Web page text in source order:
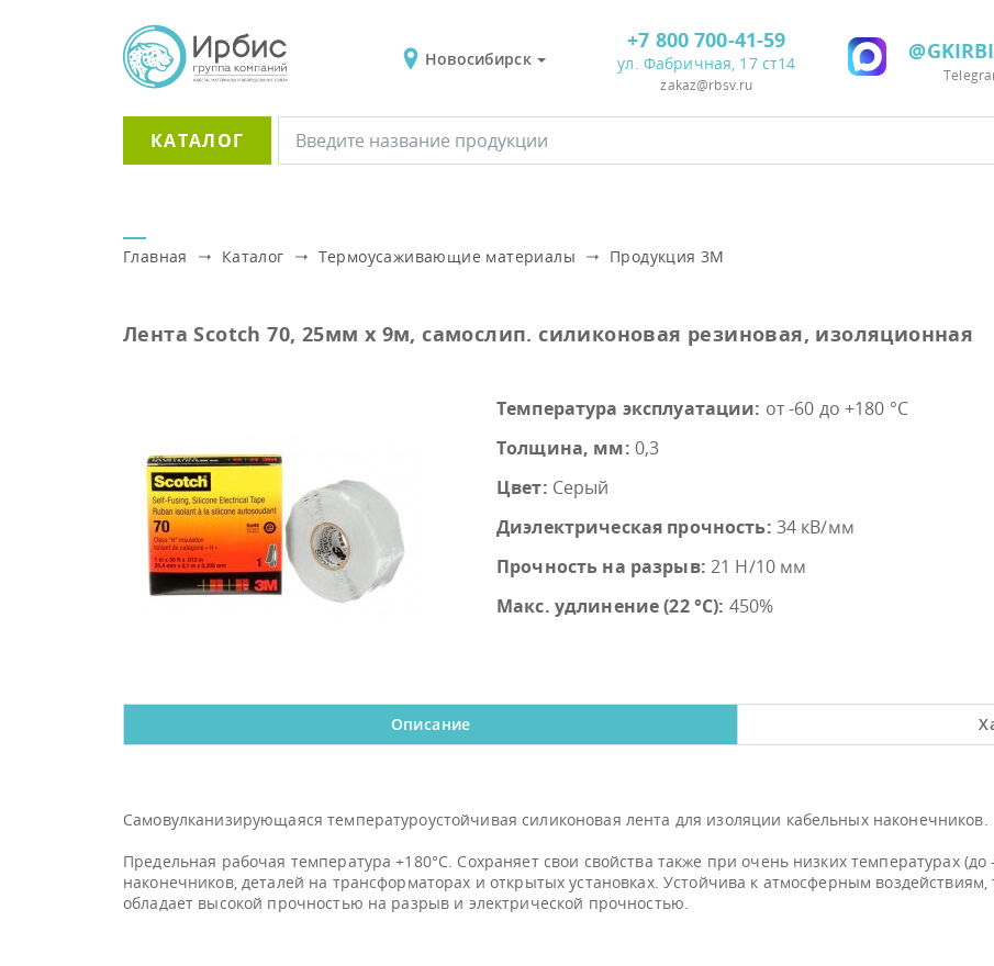
Новосибирск
+7 800 700-41-59
ул. Фабричная, 17 ст14
zakaz@rbsv.ru
КАТАЛОГ
Главная Каталог Термоусаживающие материалы Продукция 3М
Лента Scotch 70, 25мм х 9м, самослип. силиконовая резиновая, изоляционная
Температура эксплуатации: от -60 до +180 °C
Толщина, мм: 0,3
Цвет: Серый
Диэлектрическая прочность: 34 кВ/мм
Прочность на разрыв: 21 H/10 мм
Макс. удлинение (22 °С): 450%
Описание
Самовулканизирующаяся температуроустойчивая силиконовая лента для изоляции кабельных наконечников.
Предельная рабочая температура +180°С. Сохраняет свои свойства также при очень низких температурах
наконечников, деталей на трансформаторах и открытых установках. Устойчива к атмосферным воздействиям,
обладает высокой прочностью на разрыв и электрической прочностью.